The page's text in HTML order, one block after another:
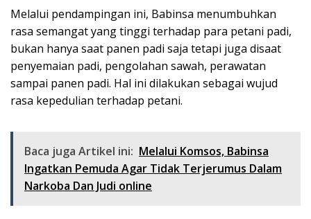
Melalui pendampingan ini, Babinsa menumbuhkan
rasa semangat yang tinggi terhadap para petani padi,
bukan hanya saat panen padi saja tetapi juga disaat
penyemaian padi, pengolahan sawah, perawatan
sampai panen padi. Hal ini dilakukan sebagai wujud
rasa kepedulian terhadap petani.
Baca juga Artikel ini: Melalui Komsos, Babinsa
Ingatkan Pemuda Agar Tidak Terjerumus Dalam
Narkoba Dan Judi online